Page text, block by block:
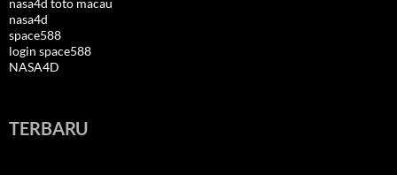
nasa4d toto macau
nasa4d
space588
login space588
NASA4D
TERBARU